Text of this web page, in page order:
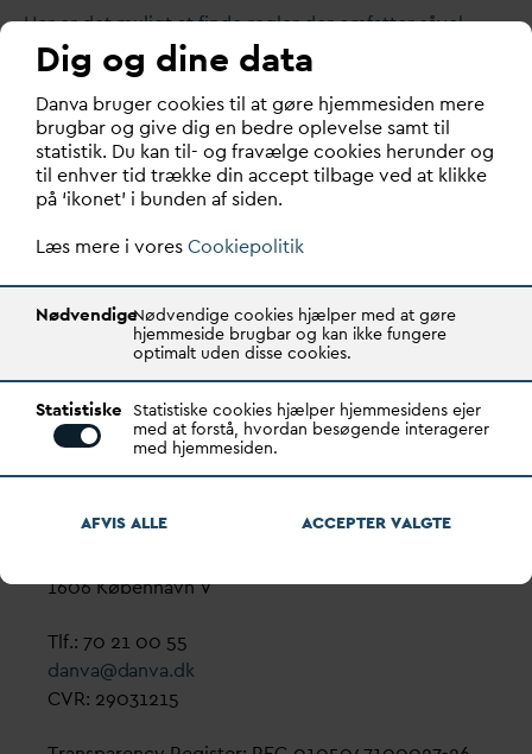
Her er det muligt at finde regler der omfatter såvel
andområdet som spilde vandsområdet.
Lovstof Vand & Spildevand
and- og Spilde vandsforening
Vandhuset
Godthåbsvej 83
8660 Skanderborg
København
1606 København V
Tlf.: 70 21 00 55
danva@danva.dk
CVR: 29031215
Dig og dine data
Danva bruger cookies til at gøre hjemmesiden mere
brugbar og give dig en bedre oplevelse samt til
statistik. Du kan til- og fravælge cookies herunder og
til enhver tid trække din accept tilbage ved at klikke
på ‘ikonet’ i bunden af siden.
Læs mere i voresCookiepolitik
NødvendigeNødvendige cookies hjælper med at gøre
hjemmeside brugbar og kan ikke fungere
optimalt uden disse cookies.
Statistiske Statistiske cookies hjælper hjemmesidens ejer
med at forstå, hvordan besøgende interagerer
med hjemmesiden.
AFVIS ALLE ACCEPTERVALGTE